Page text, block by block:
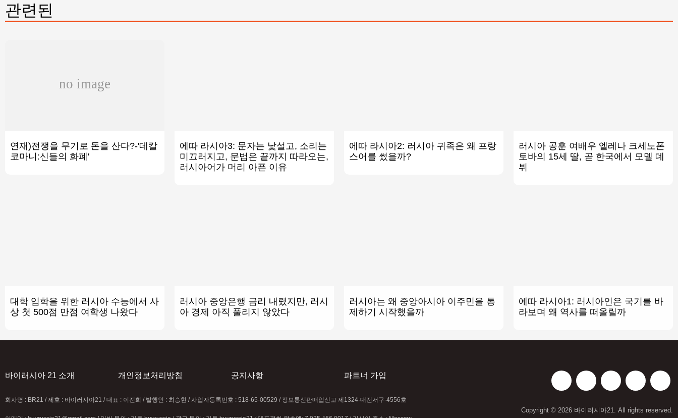
관련된
연재)전쟁을 무기로 돈을 산다?-'데칼
코마니:신들의 화폐'
에따 라시아3: 문자는 낯설고, 소리는
미끄러지고, 문법은 끝까지 따라오는,
러시아어가 머리 아픈 이유
에따 라시아2: 러시아 귀족은 왜 프랑
스어를 썼을까?
러시아 공훈 여배우 엘레나 크세노폰
토바의 15세 딸, 곧 한국에서 모델 데
뷔
대학 입학을 위한 러시아 수능에서 사
상 첫 500점 만점 여학생 나왔다
러시아 중앙은행 금리 내렸지만, 러시
아 경제 아직 풀리지 않았다
러시아는 왜 중앙아시아 이주민을 통
제하기 시작했을까
에따 라시아1: 러시아인은 국기를 바
라보며 왜 역사를 떠올릴까
바이러시아 21 소개 개인정보처리방침 공지사항 파트너 가입
회사명 : BR21 / 제호 : 바이러시아21 / 대표 : 이진희 / 발행인 : 최승현 / 사업자등록번호 : 518-65-00529 / 정보통신판매업신고 제1324-대전서구-4556호
Copyright © 2026 바이러시아21. All rights reserved.